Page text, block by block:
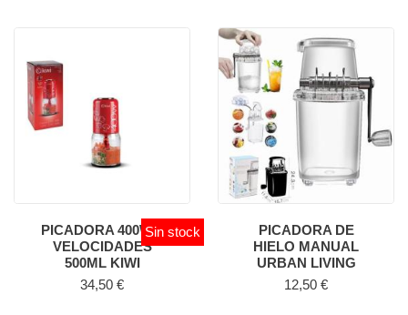
PICADORA 400W 2
VELOCIDADES
500ML KIWI
Sin stock
Precio
34,50 €
PICADORA DE
HIELO MANUAL
URBAN LIVING
Precio
12,50 €